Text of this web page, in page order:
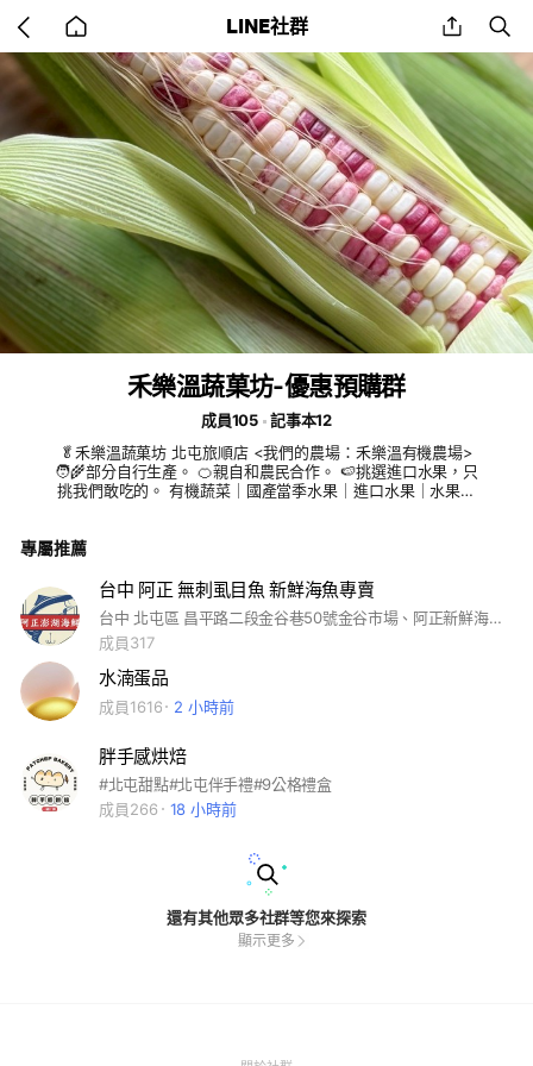
back
to
home
LINE社群 share
禾樂溫蔬菓坊-優惠預購群
成員105
記事本12
🥬禾樂溫蔬菓坊 北屯旅順店 <我們的農場：禾樂溫有機農場>
🧑‍🌾部分自行生產。 🍊親自和農民合作。 🍉挑選進口水果，只
挑我們敢吃的。 有機蔬菜｜國產當季水果｜進口水果｜水果禮
專屬推薦
台中 阿正 無刺虱目魚 新鮮海魚專賣
台中 北屯區 昌平路二段金谷巷50號金谷市場、阿正新鮮海魚專賣每日限量新鮮海魚，魚貨冷凍品，牛肉、羊肉商品，新鮮活體，龍蝦，泰國蝦，蟹類，活魚。可免費真空包裝，並宅配到全省各地。
成員317
水湳蛋品
成員1616 2 小時前
胖手感烘焙
#北屯甜點#北屯伴手禮#9公格禮盒
成員266
18 小時前
還有其他眾多社群等您來探索
顯示更多